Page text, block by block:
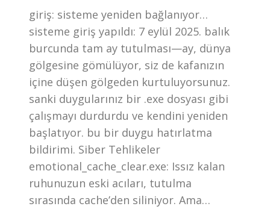
giriş: sisteme yeniden bağlanıyor…
sisteme giriş yapıldı: 7 eylül 2025. balık
burcunda tam ay tutulması—ay, dünya
gölgesine gömülüyor, siz de kafanızın
içine düşen gölgeden kurtuluyorsunuz.
sanki duygularınız bir .exe dosyası gibi
çalışmayı durdurdu ve kendini yeniden
başlatıyor. bu bir duygu hatırlatma
bildirimi. Siber Tehlikeler
emotional_cache_clear.exe: Issız kalan
ruhunuzun eski acıları, tutulma
sırasında cache’den siliniyor. Ama…